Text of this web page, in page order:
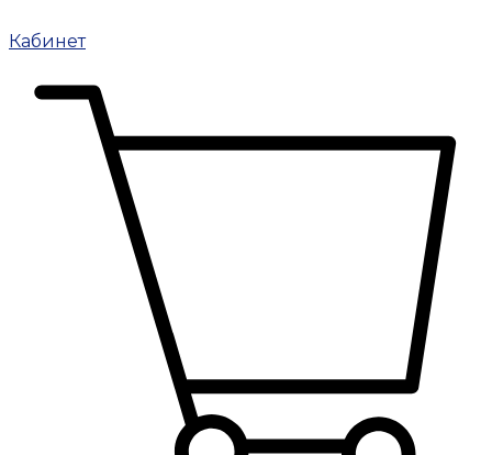
Кабинет